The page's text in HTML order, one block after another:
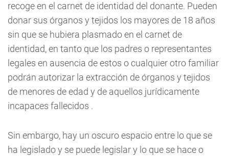
recoge en el carnet de identidad del donante. Pueden
donar sus órganos y tejidos los mayores de 18 años
sin que se hubiera plasmado en el carnet de
identidad, en tanto que los padres o representantes
legales en ausencia de estos o cualquier otro familiar
podrán autorizar la extracción de órganos y tejidos
de menores de edad y de aquellos jurídicamente
incapaces fallecidos .
Sin embargo, hay un oscuro espacio entre lo que se
ha legislado y se puede legislar y lo que se hace o